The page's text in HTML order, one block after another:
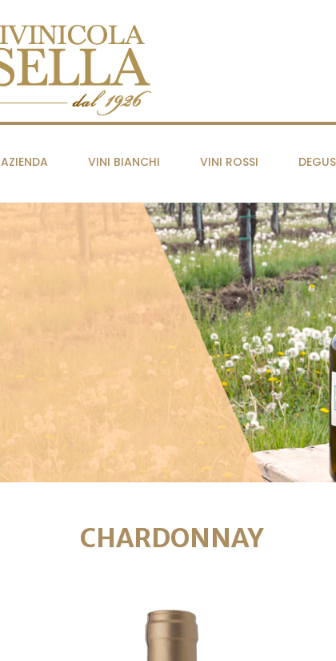
AZIENDA VINI BIANCHI VINI ROSSI
CHARDONNAY